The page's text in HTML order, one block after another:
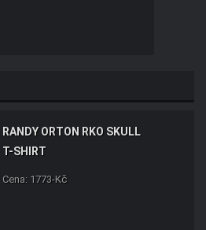
RANDY ORTON RKO SKULL
T-SHIRT
Cena: 1773-Kč